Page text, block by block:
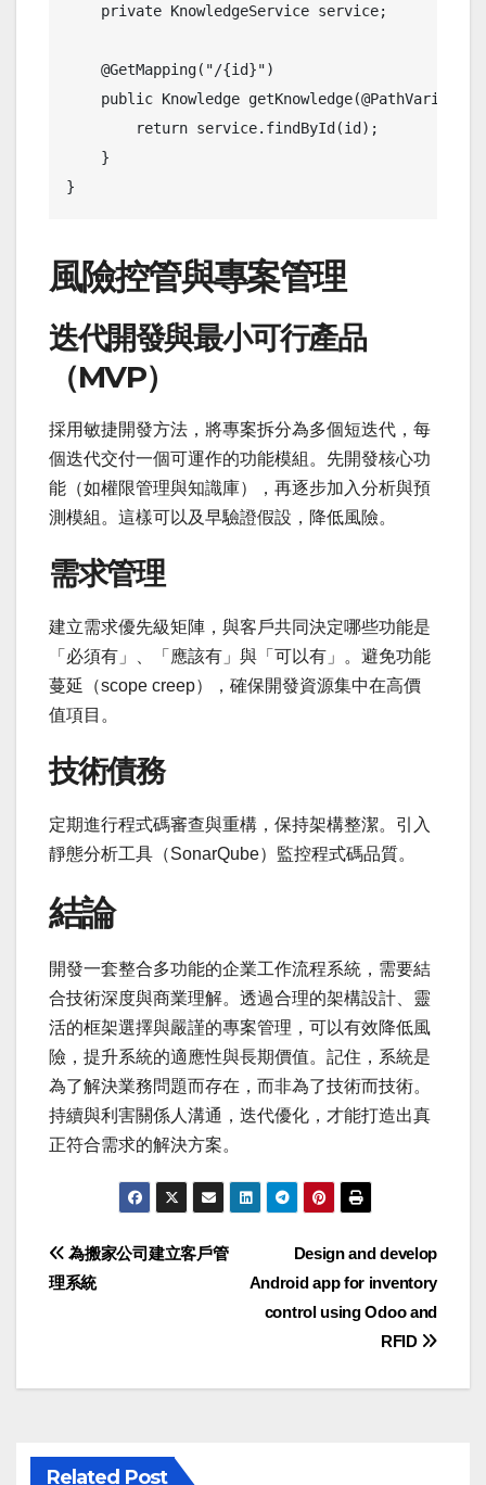
    private KnowledgeService service;
    @GetMapping("/{id}")
public Knowledge getKnowledge(@PathVariable
        return service.findById(id);
    }
}
風險控管與專案管理
迭代開發與最小可行產品
（MVP）
採用敏捷開發方法，將專案拆分為多個短迭代，每
個迭代交付一個可運作的功能模組。先開發核心功
能（如權限管理與知識庫），再逐步加入分析與預
測模組。這樣可以及早驗證假設，降低風險。
需求管理
建立需求優先級矩陣，與客戶共同決定哪些功能是
「必須有」、「應該有」與「可以有」。避免功能
蔓延（scope creep），確保開發資源集中在高價
值項目。
技術債務
定期進行程式碼審查與重構，保持架構整潔。引入
靜態分析工具（SonarQube）監控程式碼品質。
結論
開發一套整合多功能的企業工作流程系統，需要結
合技術深度與商業理解。透過合理的架構設計、靈
活的框架選擇與嚴謹的專案管理，可以有效降低風
險，提升系統的適應性與長期價值。記住，系統是
為了解決業務問題而存在，而非為了技術而技術。
持續與利害關係人溝通，迭代優化，才能打造出真
正符合需求的解決方案。
Post
navigation
Design and develop
Android app for inventory
control using Odoo and
RFID
為搬家公司建立客戶管
理系統
Related Post